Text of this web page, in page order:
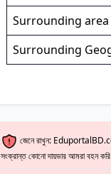
Surrounding area
Surrounding
জেনে রাখুন:
সংক্রান্ত কোনো দায়ভার আমরা বহন